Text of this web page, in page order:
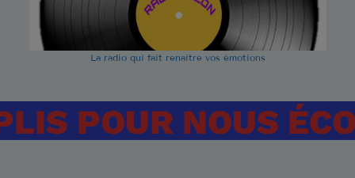
LISTE COMPLÈTE
La radio qui fait renaitre vos émotions
POUR NOUS